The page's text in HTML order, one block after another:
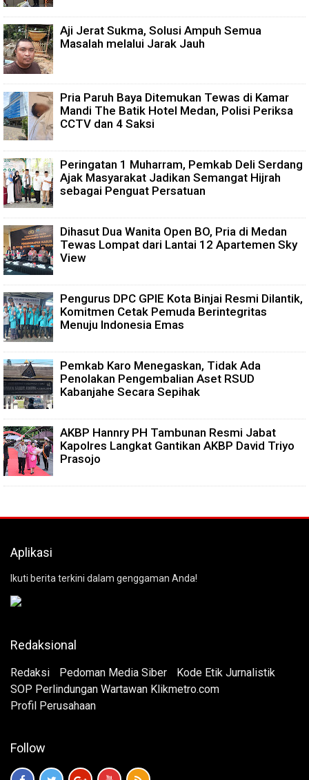
Aji Jerat Sukma, Solusi Ampuh Semua
Masalah melalui Jarak Jauh
Pria Paruh Baya Ditemukan Tewas di Kamar
Mandi The Batik Hotel Medan, Polisi Periksa
CCTV dan 4 Saksi
Peringatan 1 Muharram, Pemkab Deli Serdang
Ajak Masyarakat Jadikan Semangat Hijrah
sebagai Penguat Persatuan
Dihasut Dua Wanita Open BO, Pria di Medan
Tewas Lompat dari Lantai 12 Apartemen Sky
View
Pengurus DPC GPIE Kota Binjai Resmi Dilantik,
Komitmen Cetak Pemuda Berintegritas
Menuju Indonesia Emas
Pemkab Karo Menegaskan, Tidak Ada
Penolakan Pengembalian Aset RSUD
Kabanjahe Secara Sepihak
AKBP Hannry PH Tambunan Resmi Jabat
Kapolres Langkat Gantikan AKBP David Triyo
Prasojo
Aplikasi
Ikuti berita terkini dalam genggaman Anda!
Redaksional
Redaksi Pedoman Media Siber
Kode Etik Jurnalistik
SOP Perlindungan Wartawan Klikmetro.com
Profil Perusahaan
Follow